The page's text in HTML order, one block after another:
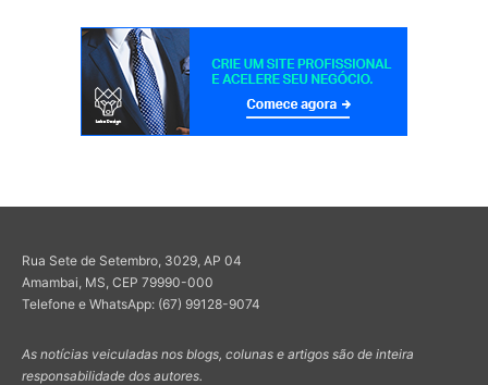
Rua Sete de Setembro, 3029, AP 04
Amambai, MS, CEP 79990-000
Telefone e WhatsApp: (67) 99128-9074
As notícias veiculadas nos blogs, colunas e artigos são de inteira
responsabilidade dos autores.